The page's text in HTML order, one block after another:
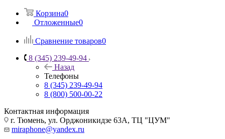
Корзина0
Отложенные0
Сравнение товаров0
8 (345) 239-49-94
Назад
Телефоны
8 (345) 239-49-94
8 (800) 500-00-22
Контактная информация
г. Тюмень, ул. Орджоникидзе 63А, ТЦ "ЦУМ"
miraphone@yandex.ru